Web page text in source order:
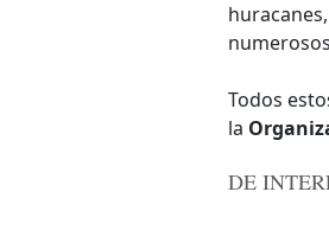
Todos
la
DE